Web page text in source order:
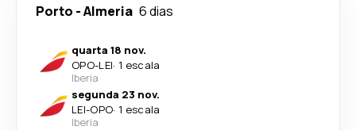
Porto -Almeria 6 dias
quarta 18 nov.
OPO-LEI· 1 escala
Iberia
segunda 23 nov.
LEI-OPO· 1 escala
Iberia